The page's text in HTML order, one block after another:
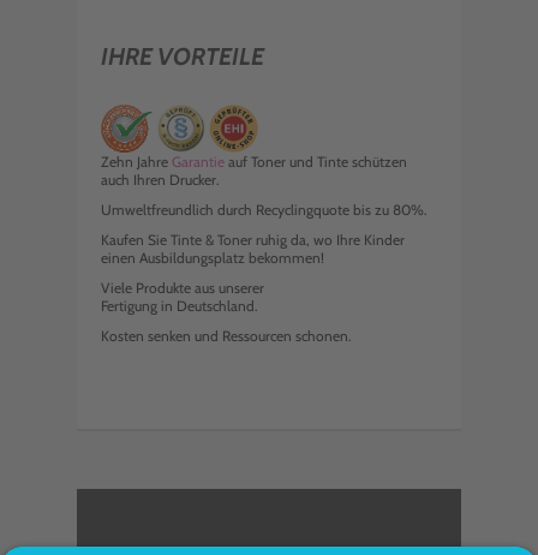
IHRE VORTEILE
Zehn Jahre Garantie auf Toner und Tinte schützen
auch Ihren Drucker.
Umweltfreundlich durch Recyclingquote bis zu 80%.
Kaufen Sie Tinte & Toner ruhig da, wo Ihre Kinder
einen Ausbildungsplatz bekommen!
Viele Produkte aus unserer
Fertigung in Deutschland.
Kosten senken und Ressourcen schonen.
<